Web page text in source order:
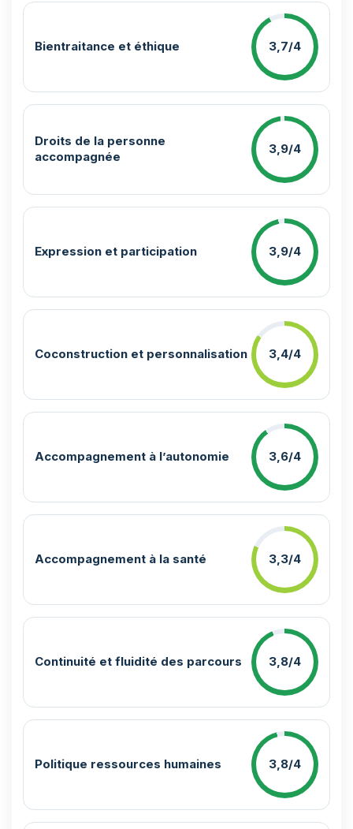
Bientraitance et éthique 3,7/4
Droits de la personne
accompagnée
3,9/4
Expression et participation 3,9/4
Coconstruction et personnalisation 3,4/4
Accompagnement à l’autonomie 3,6/4
Accompagnement à la santé 3,3/4
Continuité et fluidité des parcours 3,8/4
Politique ressources humaines 3,8/4